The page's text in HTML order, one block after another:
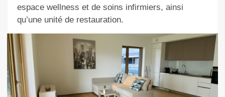
espace wellness et de soins infirmiers, ainsi
qu’une unité de restauration.